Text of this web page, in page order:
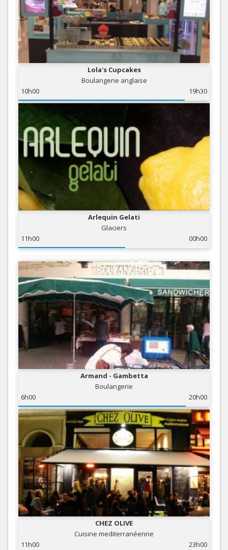
Lola's Cupcakes
Boulangerie anglaise
10h00
19h30
Arlequin Gelati
Glaciers
11h00
00h00
Armand - Gambetta
Boulangerie
6h00
20h00
CHEZ OLIVE
Cuisine mediterranéenne
11h00
23h00